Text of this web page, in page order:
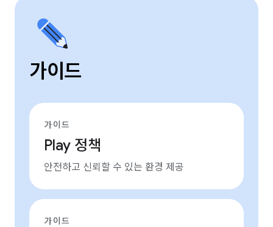
가이드
가이드
Play 정책
안전하고 신뢰할 수 있는 환경 제공
가이드